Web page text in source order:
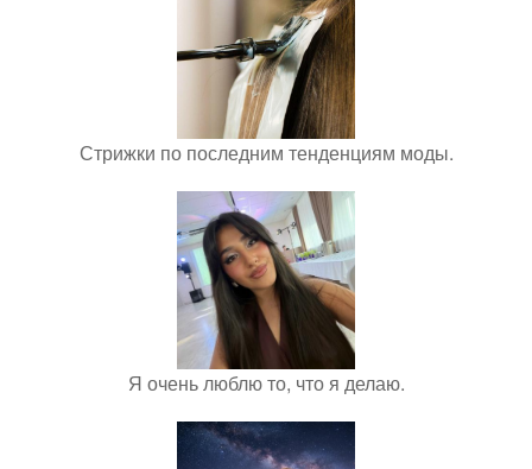
Стрижки по последним тенденциям моды.
Я очень люблю то, что я делаю.